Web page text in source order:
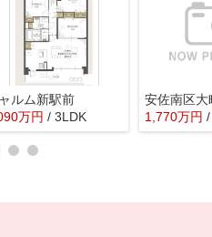
ルム新駅前
万円 / 3LDK
安佐南区大
1,770万円